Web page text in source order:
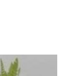
The